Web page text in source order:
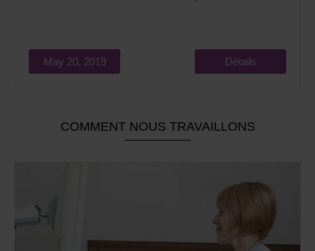
May 20, 2019 Détails
COMMENT NOUS TRAVAILLONS